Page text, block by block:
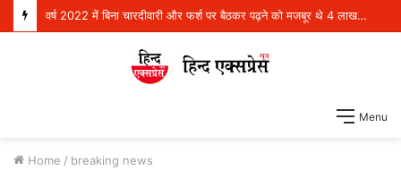
वर्ष 2022 में बिना चारदीवारी और फर्श पर बैठकर पढ़ने को मजबूर थे 4 लाख विद्यार्थी, परंतु आज देश भर में स्कूली शिक्षा में अग्रणी बनकर उभरा पंजाब: हरजोत सिंह बैंस
Menu
Home / breaking news